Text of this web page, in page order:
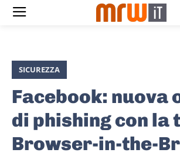
SICUREZZA
Facebook: nuova
di phishing con la
Browser-in-the-